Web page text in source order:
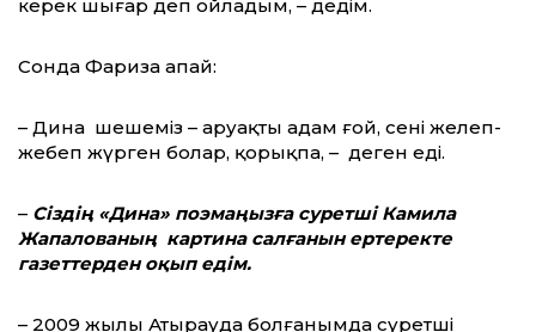
керек шығар деп ойладым, – дедім.
Сонда Фариза апай:
– Дина шешеміз – аруақты адам ғой, сені желеп-
жебеп жүрген болар, қорықпа, – деген еді.
– Сіздің «Дина» поэмаңызға суретші Камила
Жапалованың картина салғанын ертеректе
газеттерден оқып едім.
– 2009 жылы Атырауда болғанымда суретші